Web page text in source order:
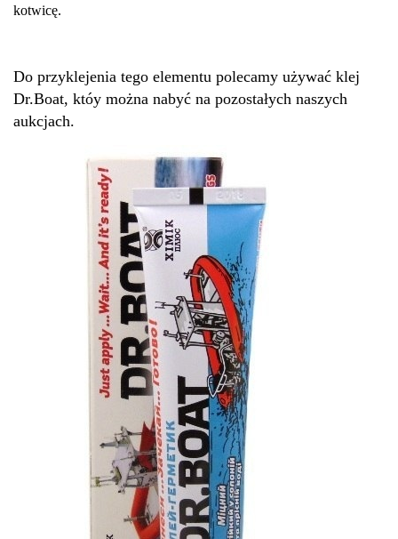
kotwicę.
Do przyklejenia tego elementu polecamy używać klej
Dr.Boat, któy można nabyć na pozostałych naszych
aukcjach.